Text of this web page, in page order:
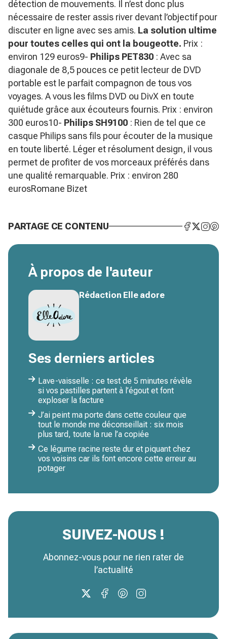
détection de mouvements. Il n’est donc plus
nécessaire de rester assis river devant l’objectif pour
discuter en ligne avec ses amis. La solution ultime
pour toutes celles qui ont la bougeotte. Prix :
environ 129 euros9- Philips PET830 : Avec sa
diagonale de 8,5 pouces ce petit lecteur de DVD
portable est le parfait compagnon de tous vos
voyages. A vous les films DVD ou DivX en toute
quiétude grâce aux écouteurs fournis. Prix : environ
300 euros10- Philips SH9100 : Rien de tel que ce
casque Philips sans fils pour écouter de la musique
en toute liberté. Léger et résolument design, il vous
permet de profiter de vos morceaux préférés dans
une qualité remarquable. Prix : environ 280
eurosRomane Bizet
PARTAGE CE CONTENU
À propos de l'auteur
Rédaction Elle adore
Ses derniers articles
Lave-vaisselle : ce test de 5 minutes révèle
si vos pastilles partent à l’égout et font
exploser la facture
J’ai peint ma porte dans cette couleur que
tout le monde me déconseillait : six mois
plus tard, toute la rue l’a copiée
Ce légume racine reste dur et piquant chez
vos voisins car ils font encore cette erreur au
potager
SUIVEZ-NOUS !
Abonnez-vous pour ne rien rater de
l’actualité